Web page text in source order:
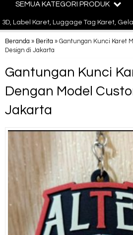
SEMUA KATEGORI PRODUK
Karet, Luggage Tag Karet,
Beranda » Berita » Gantungan Kunci Karet
Design di Jakarta
Gantungan Kunci
Dengan Model
Jakarta